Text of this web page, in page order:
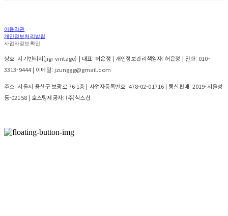
이용약관
개인정보처리방침
사업자정보확인
상호: 지기빈티지(jigi vintage) | 대표: 허은정 | 개인정보관리책임자: 허은정 | 전화: 010-
3313-9444 | 이메일: jzunggg@gmail.com
주소: 서울시 용산구 보광로 76 1층 | 사업자등록번호: 478-02-01716| 통신판매:2019-서울성
동-02158| 호스팅제공자: (주)식스샵